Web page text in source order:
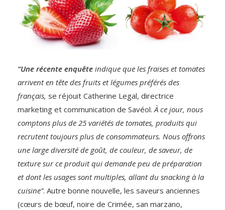
“Une récente enquête indique que les fraises et tomates
arrivent en tête des fruits et légumes préférés des
français, se réjouit Catherine Legal, directrice
marketing et communication de Savéol.À ce jour, nous
comptons plus de 25 variétés de tomates, produits qui
recrutent toujours plus de consommateurs. Nous offrons
une large diversité de goût, de couleur, de saveur, de
texture sur ce produit qui demande peu de préparation
et dont les usages sont multiples, allant du snacking à la
cuisine”. Autre bonne nouvelle, les saveurs anciennes
(cœurs de bœuf, noire de Crimée, san marzano,